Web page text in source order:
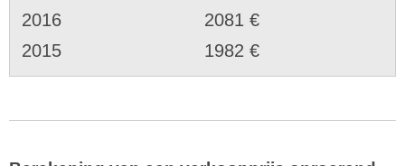
2016
2081 €
2015
1982 €